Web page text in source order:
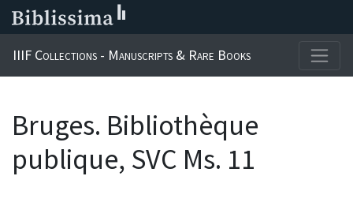
IIIF Collections - Manuscripts & Rare Books
Bruges. Bibliothèque
publique, SVC Ms. 11